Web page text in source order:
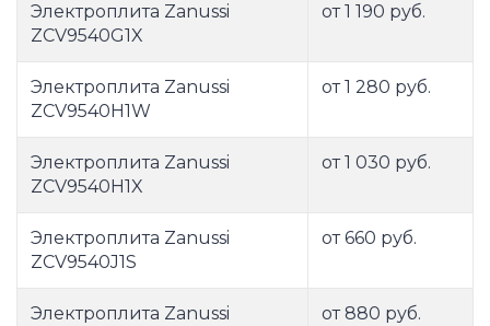
Электроплита Zanussi
ZCV9540G1X
от 1 190 руб.
Электроплита Zanussi
ZCV9540H1W
от 1 280 руб.
Электроплита Zanussi
ZCV9540H1X
от 1 030 руб.
Электроплита Zanussi
ZCV9540J1S
от 660 руб.
Электроплита Zanussi
от 880 руб.